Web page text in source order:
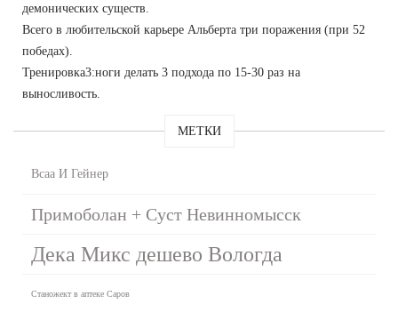
демонических существ.
Всего в любительской карьере Альберта три поражения (при 52
победах).
Тренировка3:ноги делать 3 подхода по 15-30 раз на
выносливость.
МЕТКИ
Bcaa И Гейнер
Примоболан + Суст Невинномысск
Дека Микс дешево Вологда
Станожект в аптеке Саров